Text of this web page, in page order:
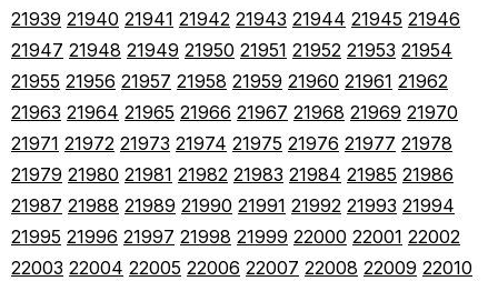
21939 21940 21941 21942 21943 21944 21945 21946
21947 21948 21949 21950 21951 21952 21953 21954
21955 21956 21957 21958 21959 21960 21961 21962
21963 21964 21965 21966 21967 21968 21969 21970
21971 21972 21973 21974 21975 21976 21977 21978
21979 21980 21981 21982 21983 21984 21985 21986
21987 21988 21989 21990 21991 21992 21993 21994
21995 21996 21997 21998 21999 22000 22001 22002
22003 22004 22005 22006 22007 22008 22009 22010